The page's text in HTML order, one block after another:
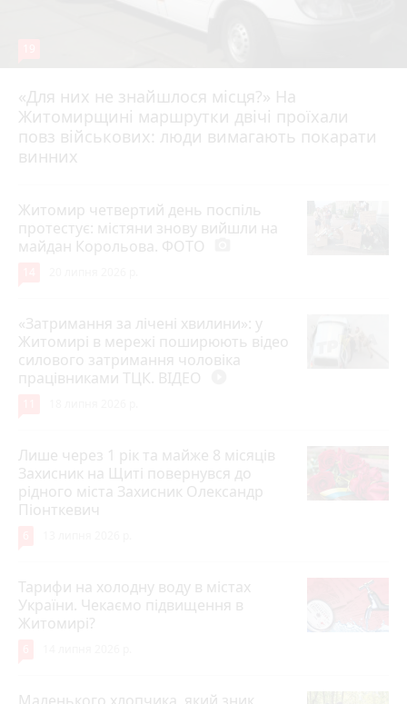
«Для них не знайшлося місця?» На
Житомирщині маршрутки двічі проїхали
повз військових: люди вимагають покарати
винних
17 липня 2026 р.
Житомир четвертий день поспіль
протестує: містяни знову вийшли на
майдан Корольова. ФОТО
«Затримання за лічені хвилини»: у
Житомирі в мережі поширюють відео
силового затримання чоловіка
працівниками ТЦК. ВІДЕО
Лише через 1 рік та майже 8 місяців
Захисник на Щиті повернувся до
рідного міста Захисник Олександр
Піонткевич
Тарифи на холодну воду в містах
України. Чекаємо підвищення в
Житомирі?